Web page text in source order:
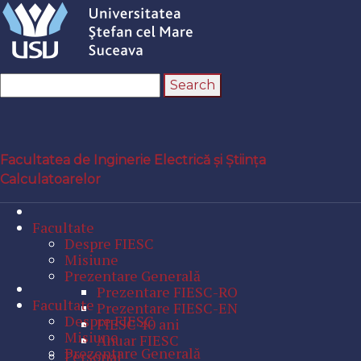
Facultatea de Inginerie Electrică și Știința
Calculatoarelor
Facultate
Despre FIESC
Misiune
Prezentare Generală
Prezentare FIESC-RO
Prezentare FIESC-EN
FIESC 40 ani
Anuar FIESC
Personal
Facultate
Despre FIESC
Misiune
Prezentare Generală